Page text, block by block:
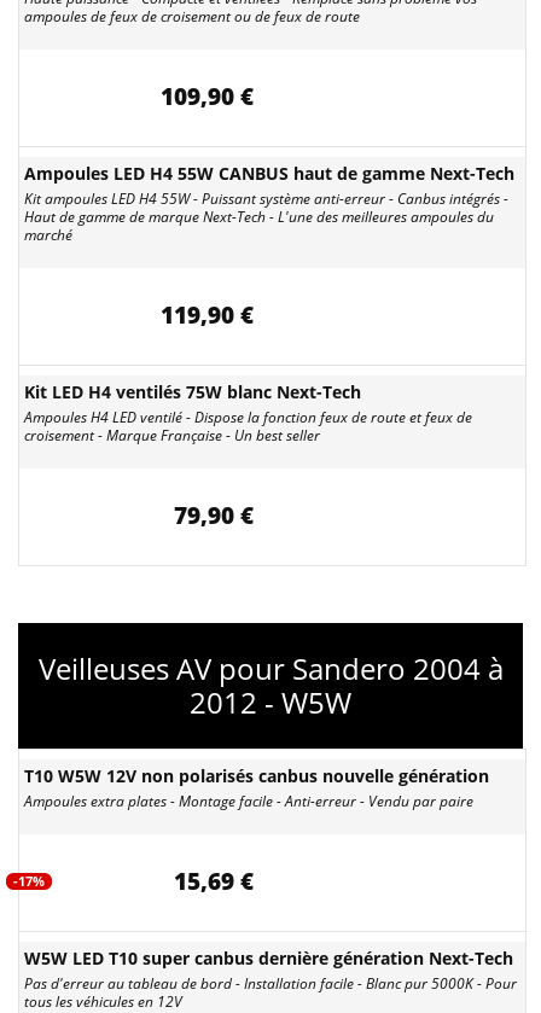
ampoules de feux de croisement ou de feux de route
109,90 €
Ampoules LED H4 55W CANBUS haut de gamme Next-Tech
Kit ampoules LED H4 55W - Puissant système anti-erreur - Canbus intégrés -
Haut de gamme de marque Next-Tech - L'une des meilleures ampoules du
marché
119,90 €
Kit LED H4 ventilés 75W blanc Next-Tech
Ampoules H4 LED ventilé - Dispose la fonction feux de route et feux de
croisement - Marque Française - Un best seller
79,90 €
Veilleuses AV pour Sandero 2004 à
2012 - W5W
T10 W5W 12V non polarisés canbus nouvelle génération
Ampoules extra plates - Montage facile - Anti-erreur - Vendu par paire
-17% 15,69 €
W5W LED T10 super canbus dernière génération Next-Tech
Pas d'erreur au tableau de bord - Installation facile - Blanc pur 5000K - Pour
tous les véhicules en 12V